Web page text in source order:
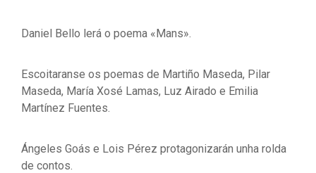
Daniel Bello lerá o poema «Mans».
Escoitaranse os poemas de Martiño Maseda, Pilar
Maseda, María Xosé Lamas, Luz Airado e Emilia
Martínez Fuentes.
Ángeles Goás e Lois Pérez protagonizarán unha rolda
de contos.